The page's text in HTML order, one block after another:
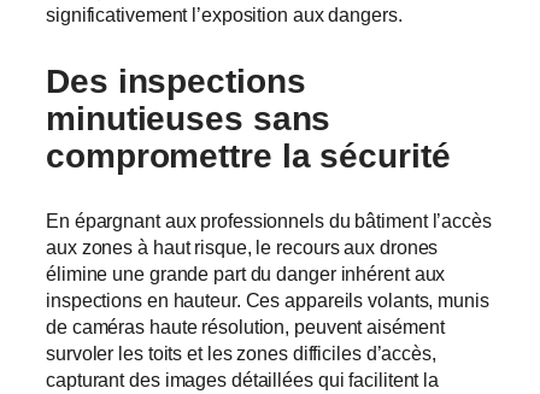
significativement l’exposition aux dangers.
Des inspections
minutieuses sans
compromettre la sécurité
En épargnant aux professionnels du bâtiment l’accès
aux zones à haut risque, le recours aux drones
élimine une grande part du danger inhérent aux
inspections en hauteur. Ces appareils volants, munis
de caméras haute résolution, peuvent aisément
survoler les toits et les zones difficiles d’accès,
capturant des images détaillées qui facilitent la